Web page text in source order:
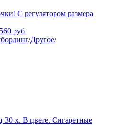
С регулятором размера
560 руб.
/Другое/
30-х. В цвете. Сигаретные